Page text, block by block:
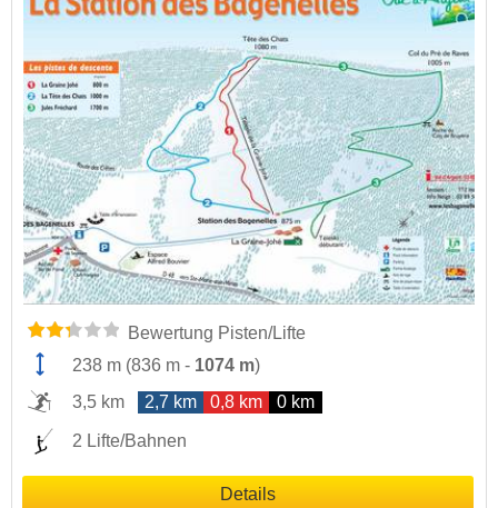
Bewertung Pisten/Lifte
238 m (836 m - 1074 m)
3,5 km
2,7 km 0,8 km 0 km
2 Lifte/Bahnen
Details